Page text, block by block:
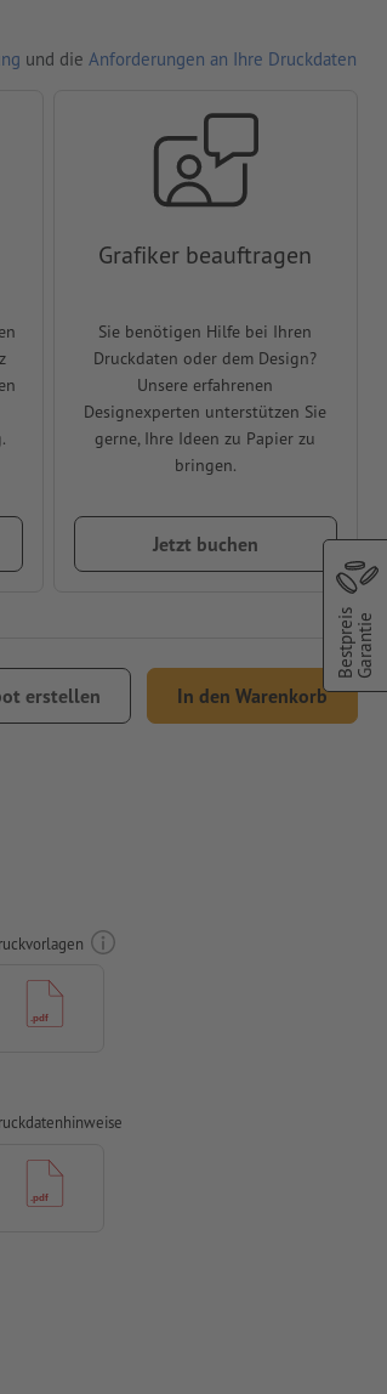
und die Anforderungen an Ihre Druckdaten
Grafiker beauftragen
Sie benötigen Hilfe bei Ihren
Druckdaten oder dem Design?
Unsere erfahrenen
Designexperten unterstützen Sie
gerne, Ihre Ideen zu Papier zu
bringen.
Jetzt buchen
erstellen In den Warenkorb
BestpreisGarantie